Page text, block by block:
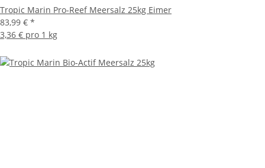
Tropic Marin Pro-Reef Meersalz 25kg Eimer
83,99 € *
3,36 € pro 1 kg